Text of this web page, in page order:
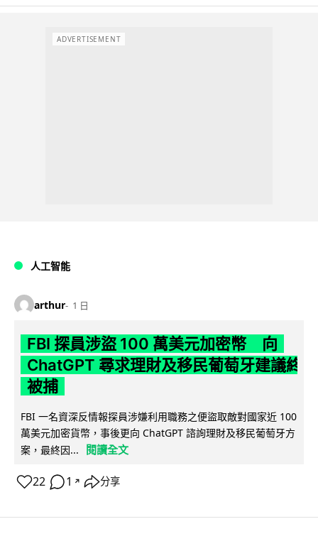
ADVERTISEMENT
人工智能
arthur 1 日
FBI 探員涉盜 100 萬美元加密幣 向
ChatGPT 尋求理財及移民葡萄牙建議終
被捕
FBI 一名資深反情報探員涉嫌利用職務之便盜取敵對國家近 100
萬美元加密貨幣，事後更向 ChatGPT 諮詢理財及移民葡萄牙方
案，最終因...
閱讀全文
22 1 ↗ 分享